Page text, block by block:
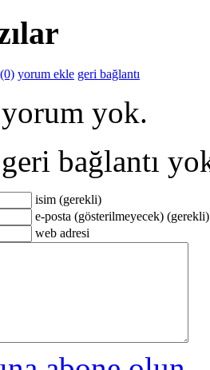
yorum ekle geri bağlantı
yok.
bağlantı
isim (gerekli)
e-posta (gösterilmeyecek) (gerekli)
web adresi